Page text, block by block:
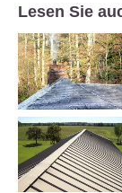
Lesen Sie